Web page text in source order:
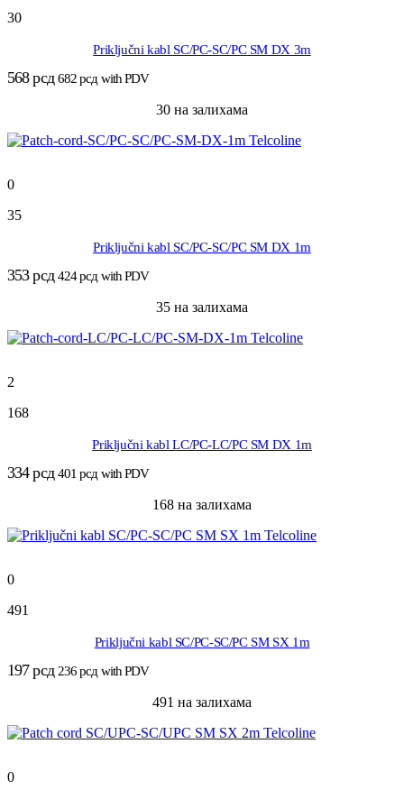
30
Priključni kabl SC/PC-SC/PC SM DX 3m
568рсд 682рсдwith PDV
30 на залихама
0
35
Priključni kabl SC/PC-SC/PC SM DX 1m
353рсд 424рсдwith PDV
35 на залихама
2
168
Priključni kabl LC/PC-LC/PC SM DX 1m
334рсд 401рсдwith PDV
168 на залихама
0
491
Priključni kabl SC/PC-SC/PC SM SX 1m
197рсд 236рсдwith PDV
491 на залихама
0